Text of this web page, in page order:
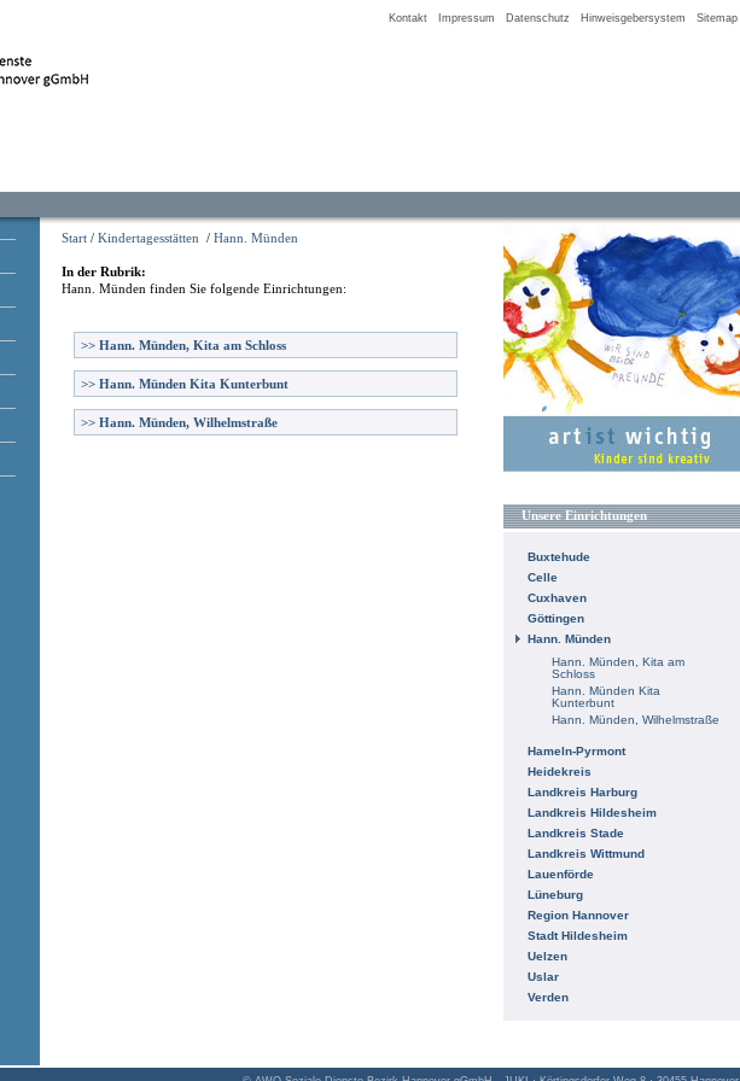
Kontakt Impressum Datenschutz Hinweisgebersystem Sitemap
Start / Kindertagesstätten / Hann. Münden
In der Rubrik:
Hann. Münden finden Sie folgende Einrichtungen:
>> Hann. Münden, Kita am Schloss
>> Hann. Münden Kita Kunterbunt
>> Hann. Münden, Wilhelmstraße
Unsere Einrichtungen
Buxtehude
Celle
Cuxhaven
Göttingen
Hann. Münden
Hann. Münden, Kita am
Schloss
Hann. Münden Kita
Kunterbunt
Hann. Münden, Wilhelmstraße
Hameln-Pyrmont
Heidekreis
Landkreis Harburg
Landkreis Hildesheim
Landkreis Stade
Landkreis Wittmund
Lauenförde
Lüneburg
Region Hannover
Stadt Hildesheim
Uelzen
Uslar
Verden